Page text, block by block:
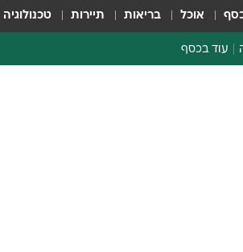
אוכל בריאות תיירות טכנולוגיה
עוד בכסף